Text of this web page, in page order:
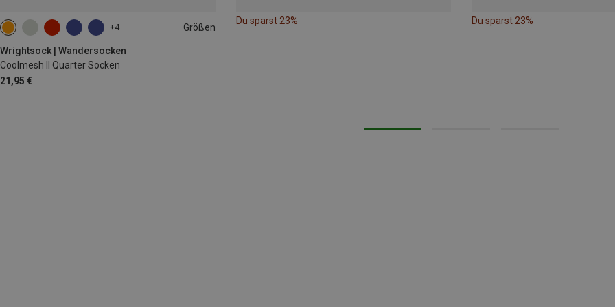
+4 Größen
Wrightsock | Wandersocken
Coolmesh II Quarter Socken
21,95 €
37.5|38|39|40 41.5|42|43|44
Du sparst 23% Du sparst 23%